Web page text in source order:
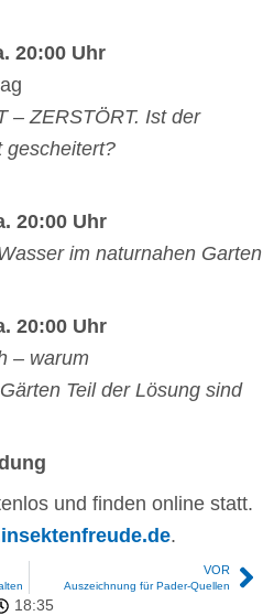
20:00 Uhr
– ZERSTÖRT. Ist der
gescheitert?
20:00 Uhr
im naturnahen Garten
20:00 Uhr
– warum
Teil der Lösung sind
und finden online statt.
.
VOR
Auszeichnung für Pader-Quellen
18:35